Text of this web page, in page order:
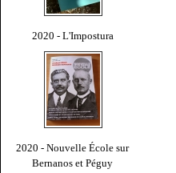
2020 - L'Impostura
2020 - Nouvelle École sur
Bernanos et Péguy